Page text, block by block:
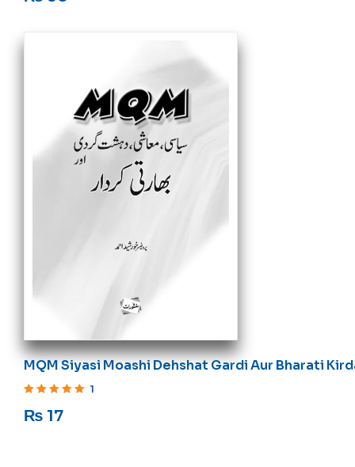
MQM Siyasi Moashi Dehshat Gardi Aur Bharati
1
₨ 17